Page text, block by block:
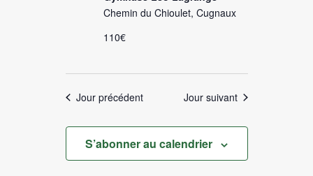
Chemin du Chioulet, Cugnaux
110€
Jour précédent Jour suivant
S’abonner au calendrier